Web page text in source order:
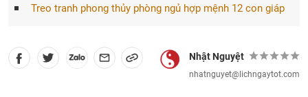
Treo tranh phong thủy phòng ngủ hợp mệnh 12 con giáp
Nhật Nguyệt
nhatnguyet@lichngaytot.com